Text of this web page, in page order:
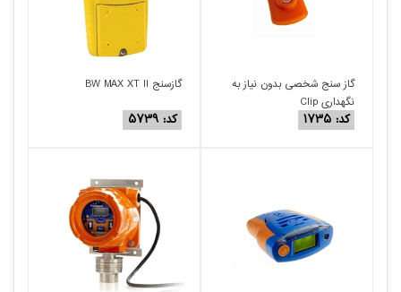
گاز سنج شخصی بدون نیاز به
نگهداری Clip
کد: ۱۷۳۵
گازسنج BW MAX XT II
کد: ۵۷۳۹